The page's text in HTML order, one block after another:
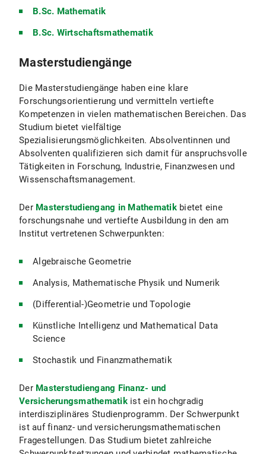
B.Sc. Mathematik
B.Sc. Wirtschaftsmathematik
Masterstudiengänge
Die Masterstudiengänge haben eine klare
Forschungsorientierung und vermitteln vertiefte
Kompetenzen in vielen mathematischen Bereichen. Das
Studium bietet vielfältige
Spezialisierungsmöglichkeiten. Absolventinnen und
Absolventen qualifizieren sich damit für anspruchsvolle
Tätigkeiten in Forschung, Industrie, Finanzwesen und
Wissenschaftsmanagement.
Der Masterstudiengang in Mathematik bietet eine
forschungsnahe und vertiefte Ausbildung in den am
Institut vertretenen Schwerpunkten:
Algebraische Geometrie
Analysis, Mathematische Physik und Numerik
(Differential-)Geometrie und Topologie
Künstliche Intelligenz und Mathematical Data
Science
Stochastik und Finanzmathematik
Der Masterstudiengang Finanz- und
Versicherungsmathematikist ein hochgradig
interdisziplinäres Studienprogramm. Der Schwerpunkt
ist auf finanz- und versicherungsmathematischen
Fragestellungen. Das Studium bietet zahlreiche